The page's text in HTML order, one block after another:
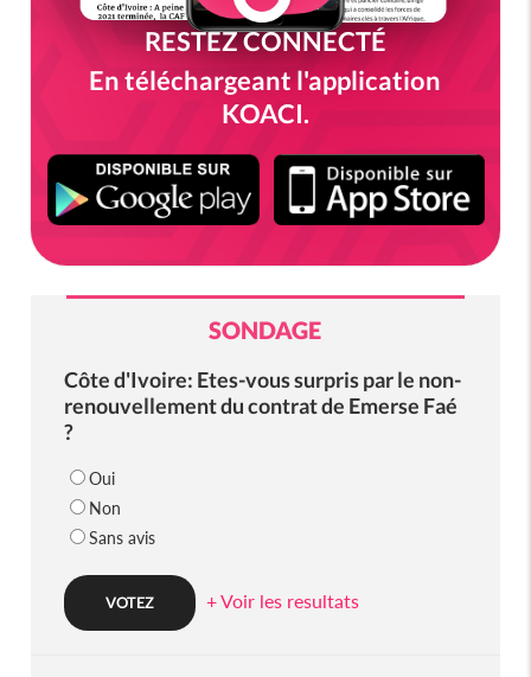
RESTEZ CONNECTÉ
En téléchargeant l'application
KOACI.
SONDAGE
Côte d'Ivoire: Etes-vous surpris par le non-
renouvellement du contrat de Emerse Faé
?
Oui
Non
Sans avis
+ Voir les resultats